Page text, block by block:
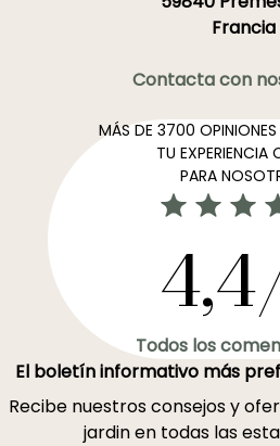
Francia
Contacta con
MÁS DE 3700 OPINIONES
TU EXPERIENCIA
PARA
Todos los
El boletín informativo más
Recibe nuestros consejos y
jardin en todas las